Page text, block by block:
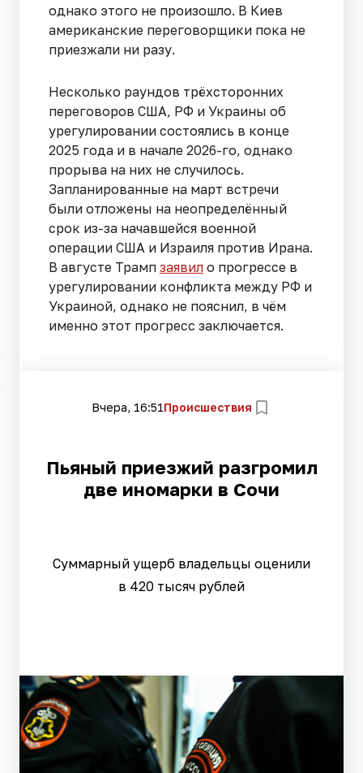
однако этого не произошло. В Киев
американские переговорщики пока не
приезжали ни разу.
Несколько раундов трёхсторонних
переговоров США, РФ и Украины об
урегулировании состоялись в конце
2025 года и в начале 2026-го, однако
прорыва на них не случилось.
Запланированные на март встречи
были отложены на неопределённый
срок из-за начавшейся военной
операции США и Израиля против Ирана.
В августе Трамп заявил о прогрессе в
урегулировании конфликта между РФ и
Украиной, однако не пояснил, в чём
именно этот прогресс заключается.
Вчера, 16:51Происшествия
Пьяный приезжий разгромил
две иномарки в Сочи
Суммарный ущерб владельцы оценили
в 420 тысяч рублей